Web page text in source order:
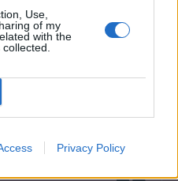
Use,
of my
with the
Privacy Policy
:0
: Žádné
Informace pro uživatele